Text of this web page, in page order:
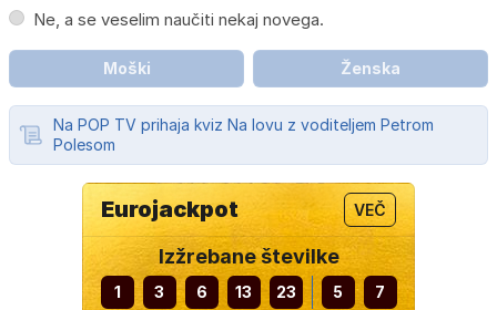
Ne, a se veselim naučiti nekaj novega.
Moški Ženska
Na POP TV prihaja kviz Na lovu z voditeljem Petrom
Polesom
Eurojackpot VEČ
Izžrebane številke
1 3 6 13 23 5 7